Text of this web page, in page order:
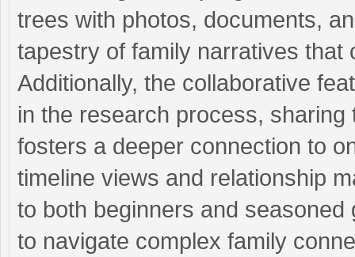
trees with photos, documents,
tapestry of family narratives
Additionally, the collaborative
in the research process,
fosters a deeper connection to
timeline views and relationship
to both beginners and
to navigate complex family